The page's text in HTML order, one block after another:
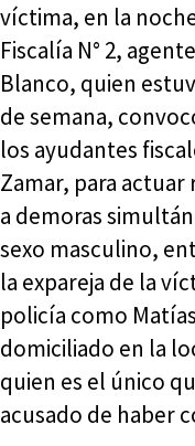
víctima, en la
Fiscalía N° 2,
Blanco, quien
de semana,
los ayudantes
Zamar, para
a demoras
sexo masculino,
la expareja de la
policía como
domiciliado en la
quien es el único
acusado de haber